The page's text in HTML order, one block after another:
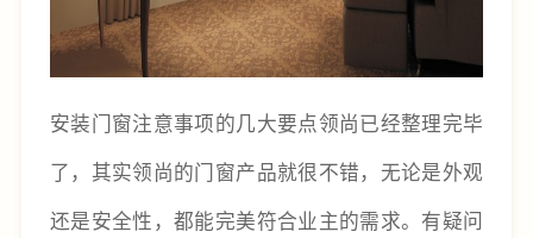
安装门窗注意事项的几大要点领尚已经整理完毕
了，其实领尚的门窗产品就很不错，无论是外观
还是安全性，都能完美符合业主的需求。有疑问